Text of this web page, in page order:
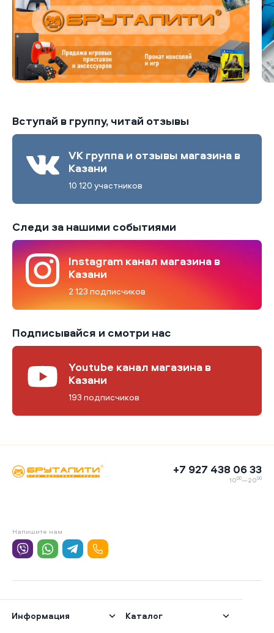
Вступай в группу, читай отзывы
VK группа и отзывы магазина в
Казани
10 120 участников
Следи за нашими событиями
Instagram канал магазина в
Казани
2 123 подписчиков
Подписывайся и смотри нас
Youtube канал магазина в
Казани
193 подписчиков
Информация Каталог
+7 927 438 06 33
1000—2000
Напишите нам